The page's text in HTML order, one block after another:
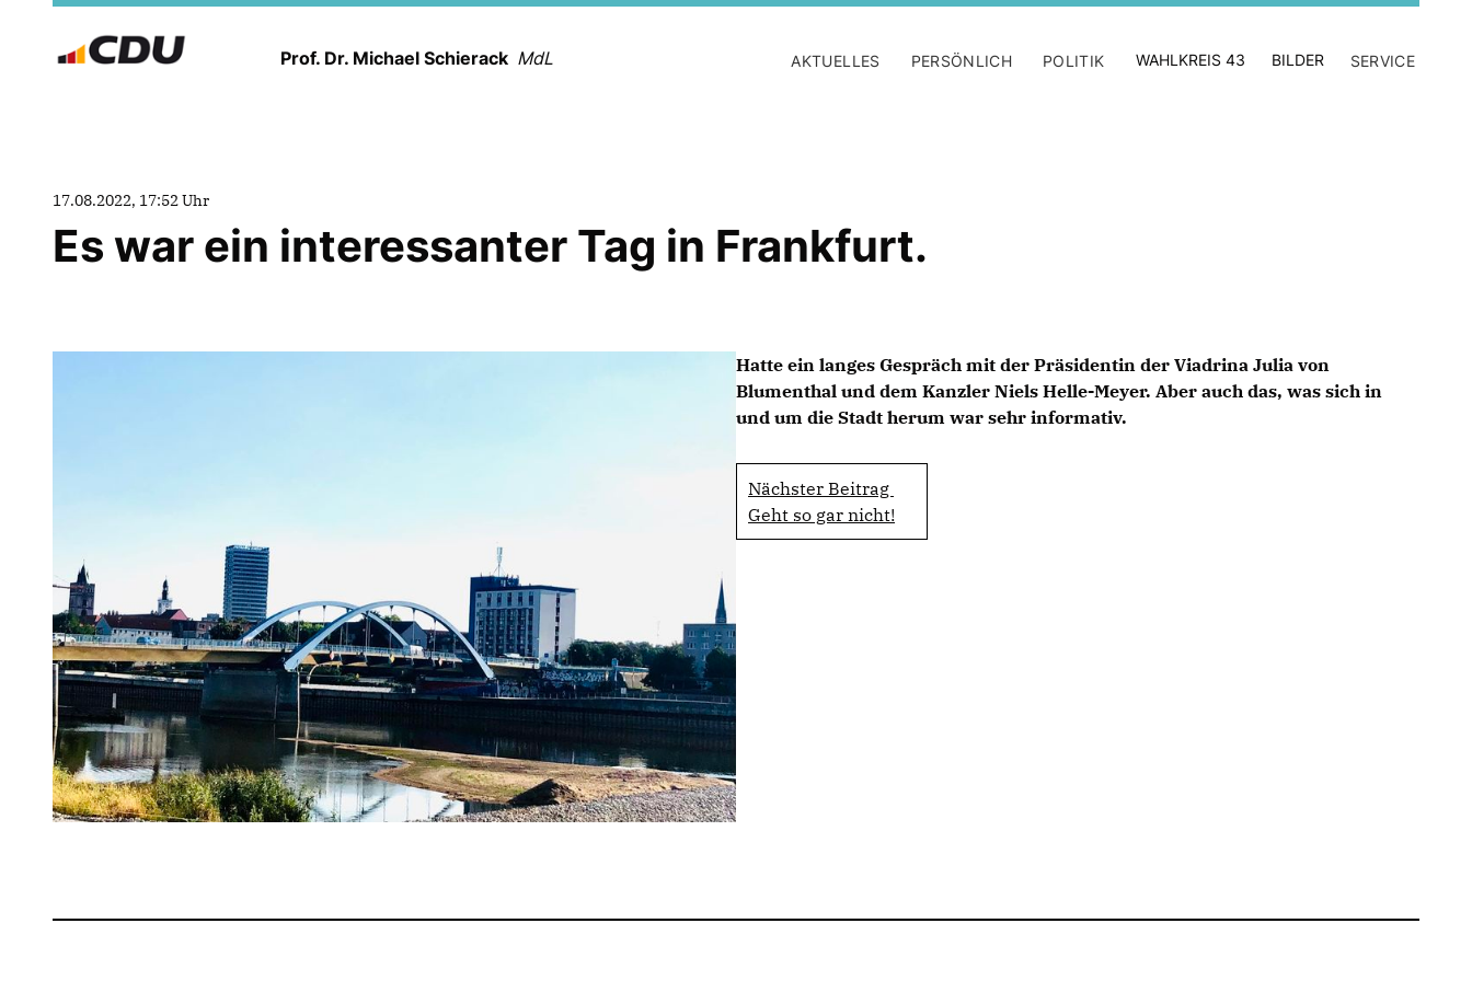
Prof. Dr. Michael Schierack MdL AKTUELLES PERSÖNLICH POLITIK WAHLKREIS 43 BILDER SERVICE
17.08.2022, 17:52 Uhr
Es war ein interessanter Tag in Frankfurt.
Hatte ein langes Gespräch mit der Präsidentin der Viadrina Julia von
Blumenthal und dem Kanzler Niels Helle-Meyer. Aber auch das, was sich in
und um die Stadt herum war sehr informativ.
Nächster Beitrag
Geht so gar nicht!